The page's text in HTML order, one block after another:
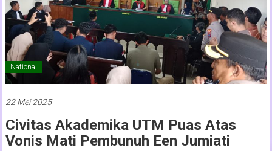
Timur
National
22 Mei 2025
Civitas Akademika UTM Puas Atas
Vonis Mati Pembunuh Een Jumiati